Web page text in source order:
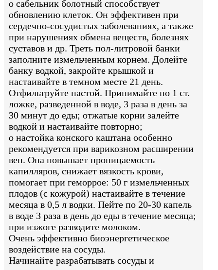
o сабельник болотный способствует
обновлению клеток. Он эффективен при
сердечно-сосудистых заболеваниях, а также
при нарушениях обмена веществ, болезнях
суставов и др. Треть пол-литровой банки
заполните измельченным корнем. Долейте
банку водкой, закройте крышкой и
настаивайте в темном месте 21 день.
Отфильтруйте настой. Принимайте по 1 ст.
ложке, разведенной в воде, 3 раза в день за
30 минут до еды; отжатые корни залейте
водкой и настаивайте повторно;
o настойка конского каштана особенно
рекомендуется при варикозном расширении
вен. Она повышает проницаемость
капилляров, снижает вязкость крови,
помогает при геморрое: 50 г измельченных
плодов (с кожурой) настаивайте в течение
месяца в 0,5 л водки. Пейте по 20-30 капель
в воде 3 раза в день до еды в течение месяца;
при изжоге разводите молоком.
Очень эффективно биоэнергетическое
воздействие на сосуды.
Начинайте разрабатывать сосуды и